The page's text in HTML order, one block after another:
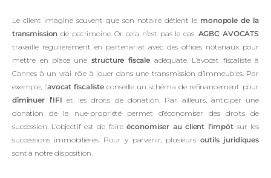
Le client imagine souvent que son notaire détient le monopole de la
transmission de patrimoine. Or cela n’est pas le cas. AGBC AVOCATS
travaille régulièrement en partenariat avec des offices notariaux pour
mettre en place une structure fiscale adéquate. L’avocat fiscaliste à
Cannes à un vrai rôle à jouer dans une transmission d’immeubles. Par
exemple, l’avocat fiscaliste conseille un schéma de refinancement pour
diminuer l’IFI et les droits de donation. Par ailleurs, anticiper une
donation de la nue-propriété permet d’économiser des droits de
succession. L’objectif est de faireéconomiser au client l’impôtsur les
successions immobilières. Pour y parvenir, plusieurs outils juridiques
sont à notre disposition.